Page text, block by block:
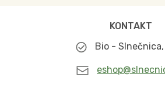
KONTAKT
Bio - Slnečnica,